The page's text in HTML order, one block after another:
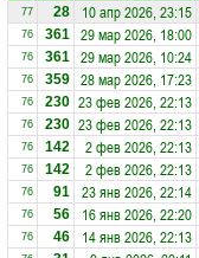
77 28 10 апр 2026, 23:15
76 361 29 мар 2026, 18:00
76 361 29 мар 2026, 10:24
76 359 28 мар 2026, 17:23
76 230 23 фев 2026, 22:13
76 230 23 фев 2026, 22:13
76 142 2 фев 2026, 22:13
76 142 2 фев 2026, 22:13
76 91 23 янв 2026, 22:14
76 56 16 янв 2026, 22:20
76 46 14 янв 2026, 22:13